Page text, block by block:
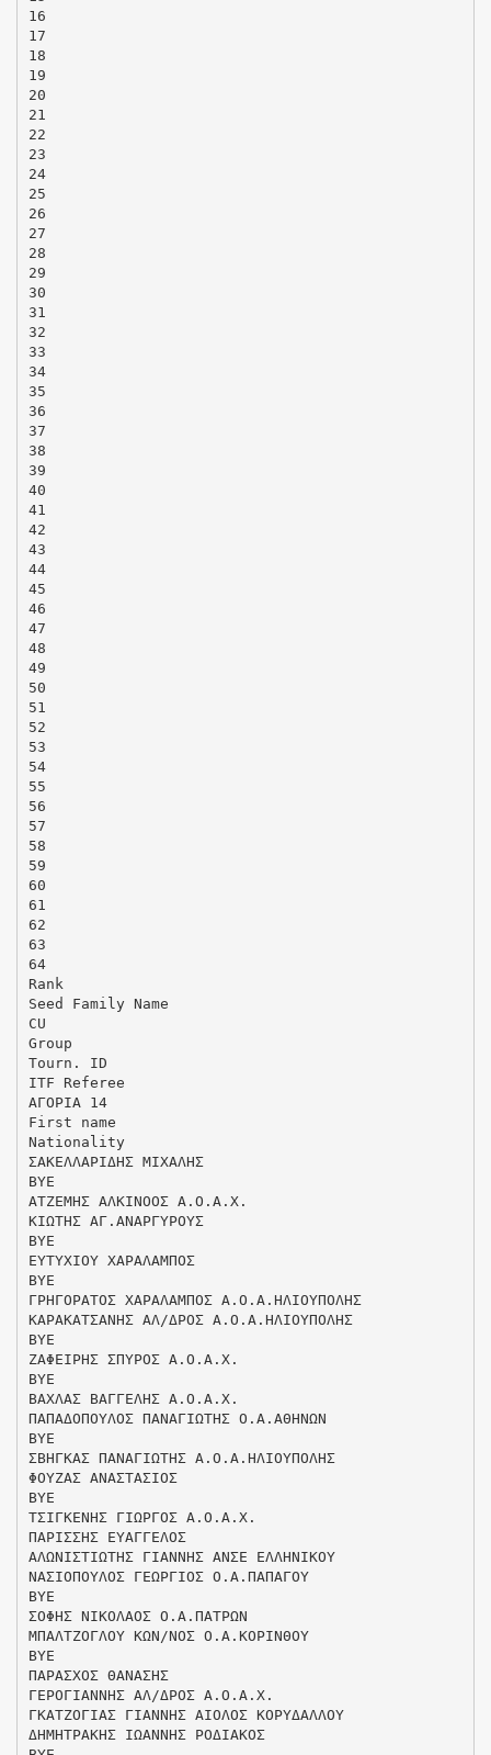
16
17
18
19
20
21
22
23
24
25
26
27
28
29
30
31
32
33
34
35
36
37
38
39
40
41
42
43
44
45
46
47
48
49
50
51
52
53
54
55
56
57
58
59
60
61
62
63
64
Rank
Seed Family Name
CU
Group
Tourn. ID
ITF Referee
ΑΓΟΡΙΑ 14
First name
Nationality
ΣΑΚΕΛΛΑΡΙΔΗΣ ΜΙΧΑΛΗΣ
ΒΥΕ
ΑΤΖΕΜΗΣ ΑΛΚΙΝΟΟΣ Α.Ο.Α.Χ.
KΙΩΤΗΣ ΑΓ.ΑΝΑΡΓΥΡΟΥΣ
ΒΥΕ
ΕΥΤΥΧΙΟΥ ΧΑΡΑΛΑΜΠΟΣ
ΒΥΕ
ΓΡΗΓΟΡΑΤΟΣ ΧΑΡΑΛΑΜΠΟΣ Α.Ο.Α.ΗΛΙΟΥΠΟΛΗΣ
ΚΑΡΑΚΑΤΣΑΝΗΣ ΑΛ/ΔΡΟΣ Α.Ο.Α.ΗΛΙΟΥΠΟΛΗΣ
ΒΥΕ
ΖΑΦΕΙΡΗΣ ΣΠΥΡΟΣ Α.Ο.Α.Χ.
ΒΥΕ
ΒΑΧΛΑΣ ΒΑΓΓΕΛΗΣ Α.Ο.Α.Χ.
ΠΑΠΑΔΟΠΟΥΛΟΣ ΠΑΝΑΓΙΩΤΗΣ Ο.Α.ΑΘΗΝΩΝ
ΒΥΕ
ΣΒΗΓΚΑΣ ΠΑΝΑΓΙΩΤΗΣ Α.Ο.Α.ΗΛΙΟΥΠΟΛΗΣ
ΦΟΥΖΑΣ ΑΝΑΣΤΑΣΙΟΣ
ΒΥΕ
ΤΣΙΓKΕΝΗΣ ΓΙΩΡΓΟΣ Α.Ο.Α.Χ.
ΠΑΡΙΣΣΗΣ ΕΥΑΓΓΕΛΟΣ
ΑΛΩΝΙΣΤΙΩΤΗΣ ΓΙΑΝΝΗΣ ΑΝΣΕ ΕΛΛΗΝΙΚΟΥ
ΝΑΣΙΟΠΟΥΛΟΣ ΓΕΩΡΓΙΟΣ Ο.Α.ΠΑΠΑΓΟΥ
ΒΥΕ
ΣΟΦΗΣ ΝΙΚΟΛΑΟΣ Ο.Α.ΠΑΤΡΩΝ
ΜΠΑΛΤΖΟΓΛΟΥ ΚΩΝ/ΝΟΣ Ο.Α.ΚΟΡΙΝΘΟΥ
ΒΥΕ
ΠΑΡΑΣΧΟΣ ΘΑΝΑΣΗΣ
ΓΕΡΟΓΙΑΝΝΗΣ ΑΛ/ΔΡΟΣ Α.Ο.Α.Χ.
ΓΚΑΤΖΟΓΙΑΣ ΓΙΑΝΝΗΣ ΑΙΟΛΟΣ ΚΟΡΥΔΑΛΛΟΥ
ΔΗΜΗΤΡΑΚΗΣ ΙΩΑΝΝΗΣ ΡΟΔΙΑΚΟΣ